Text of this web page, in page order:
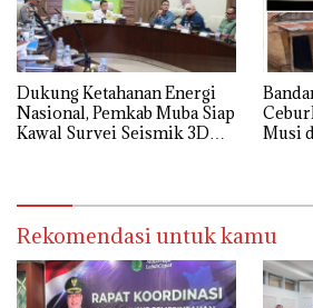
Dukung Ketahanan Energi
Nasional, Pemkab Muba Siap
Kawal Survei Seismik 3D
Musi
Rekomendasi untuk kamu